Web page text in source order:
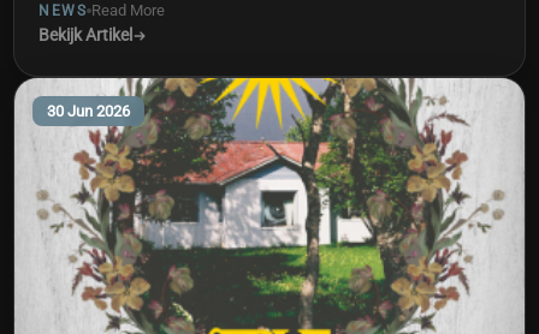
NEWS Read More
Bekijk Artikel
30 Jun 2026